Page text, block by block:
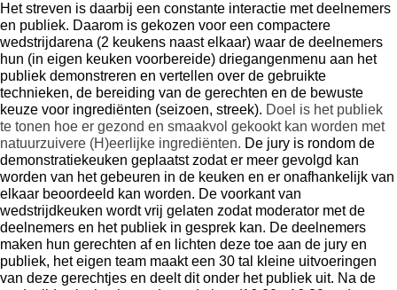
Het streven is daarbij een constante interactie met deelnemers
en publiek. Daarom is gekozen voor een compactere
wedstrijdarena (2 keukens naast elkaar) waar de deelnemers
hun (in eigen keuken voorbereide) driegangenmenu aan het
publiek demonstreren en vertellen over de gebruikte
technieken, de bereiding van de gerechten en de bewuste
keuze voor ingrediënten (seizoen, streek). Doel is het publiek
te tonen hoe er gezond en smaakvol gekookt kan worden met
natuurzuivere (H)eerlijke ingrediënten. De jury is rondom de
demonstratiekeuken geplaatst zodat er meer gevolgd kan
worden van het gebeuren in de keuken en er onafhankelijk van
elkaar beoordeeld kan worden. De voorkant van
wedstrijdkeuken wordt vrij gelaten zodat moderator met de
deelnemers en het publiek in gesprek kan. De deelnemers
maken hun gerechten af en lichten deze toe aan de jury en
publiek, het eigen team maakt een 30 tal kleine uitvoeringen
van deze gerechtjes en deelt dit onder het publiek uit. Na de